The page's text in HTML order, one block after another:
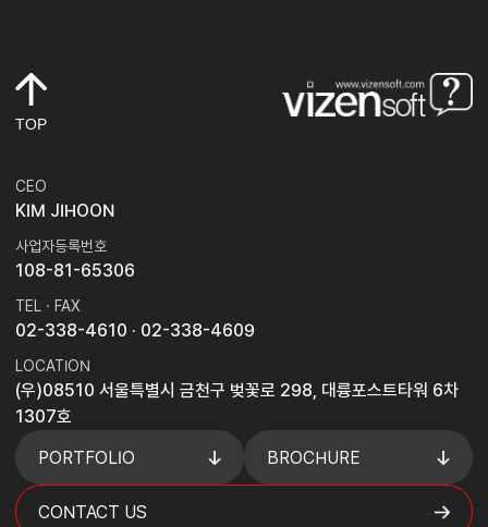
TOP
CEO
KIM JIHOON
사업자등록번호
108-81-65306
TEL · FAX
02-338-4610 · 02-338-4609
LOCATION
(우)08510 서울특별시 금천구 벚꽃로 298, 대륭포스트타워 6차
1307호
PORTFOLIO
BROCHURE
CONTACT US